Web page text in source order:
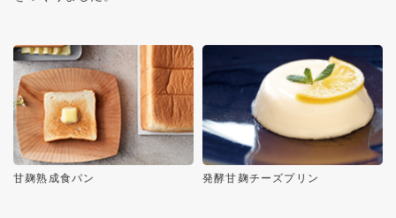
甘麹熟成食パン 発酵甘麹チーズプリン